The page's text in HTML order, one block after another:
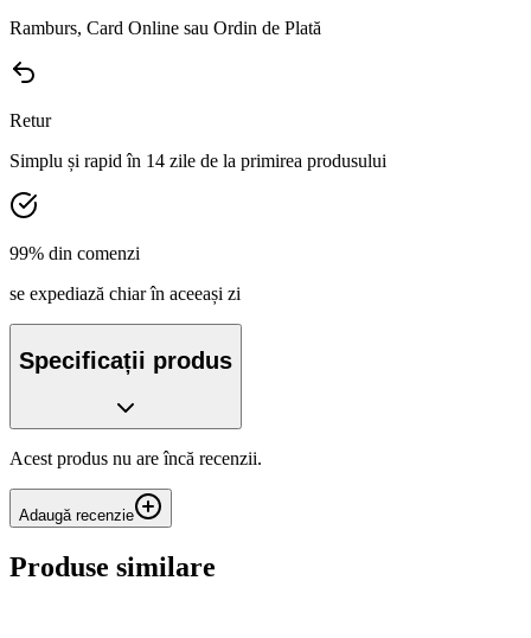
Ramburs, Card Online sau Ordin de Plată
Retur
Simplu și rapid în 14 zile de la primirea produsului
99% din comenzi
se expediază chiar în aceeași zi
Specificații produs
Acest produs nu are încă recenzii.
Adaugă recenzie
Produse similare